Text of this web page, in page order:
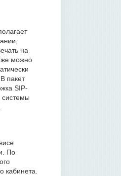
на
же можно
пакет
SIP-
системы
По
кабинета.